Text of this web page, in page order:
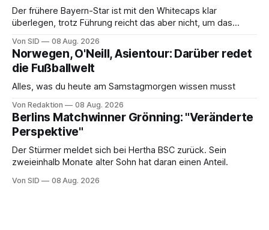
Der frühere Bayern-Star ist mit den Whitecaps klar
überlegen, trotz Führung reicht das aber nicht, um das
Von SID 08 Aug. 2026
Norwegen, O'Neill, Asientour: Darüber redet
die Fußballwelt
Alles, was du heute am Samstagmorgen wissen musst
Von Redaktion 08 Aug. 2026
Berlins Matchwinner Grönning: "Veränderte
Perspektive"
Der Stürmer meldet sich bei Hertha BSC zurück. Sein
zweieinhalb Monate alter Sohn hat daran einen Anteil.
Von SID 08 Aug. 2026